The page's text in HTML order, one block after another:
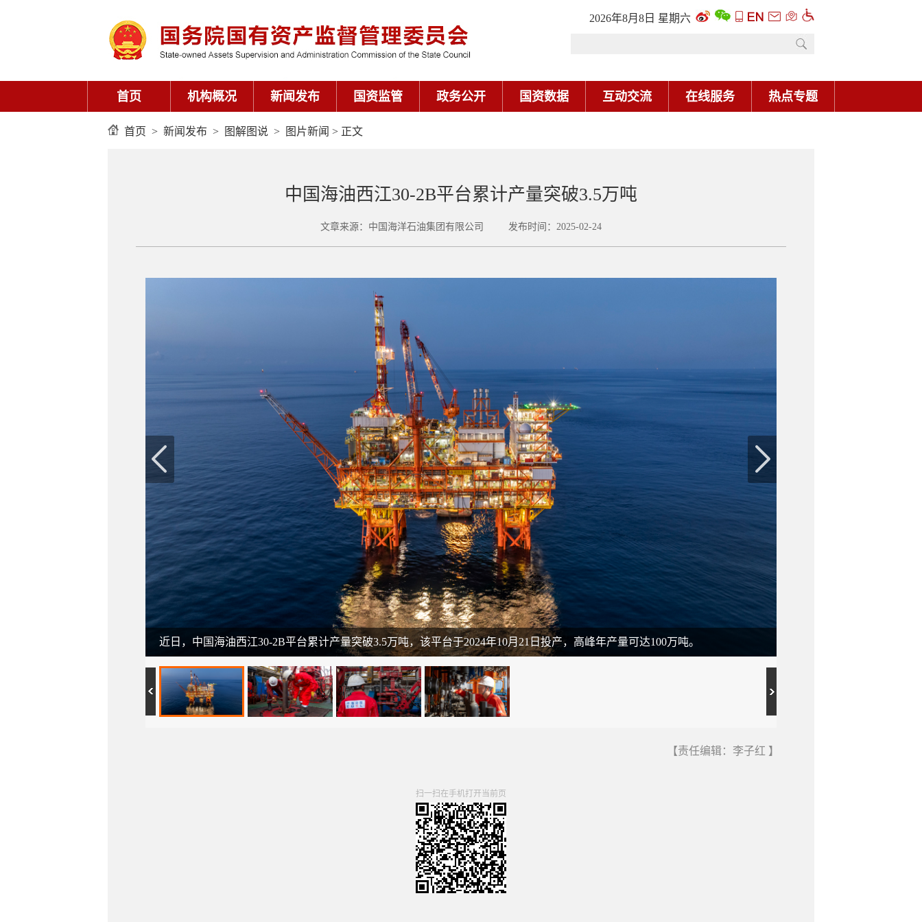
2026年8月8日 星期六
首页 机构概况 新闻发布 国资监管 政务公开 国资数据 互动交流 在线服务 热点专题
首页 > 新闻发布 > 图解图说 > 图片新闻 > 正文
中国海油西江30-2B平台累计产量突破3.5万吨
文章来源：中国海洋石油集团有限公司 发布时间：2025-02-24
近日，中国海油西江30-2B平台累计产量突破3.5万吨，该平台于2024年10月21日投产，高峰年产量可达100万吨。
【责任编辑：李子红 】
扫一扫在手机打开当前页